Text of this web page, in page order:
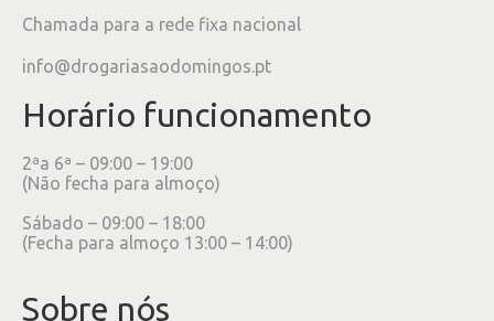
Chamada para a rede fixa nacional
info@drogariasaodomingos.pt
Horário funcionamento
2ªa 6ª – 09:00 – 19:00
(Não fecha para almoço)
Sábado – 09:00 – 18:00
(Fecha para almoço 13:00 – 14:00)
Sobre nós